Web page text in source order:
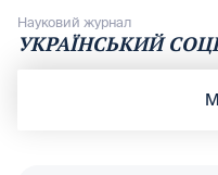
Науковий журнал
УКРАЇНСЬКИЙ